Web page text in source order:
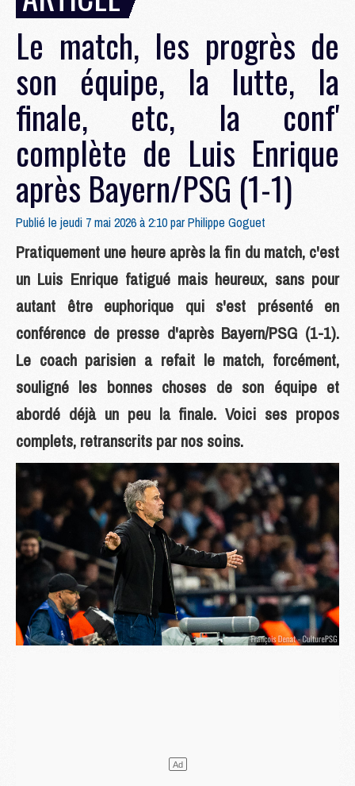
Le match, les progrès de
son équipe, la lutte, la
finale, etc, la conf'
complète de Luis Enrique
après Bayern/PSG (1-1)
Publié le jeudi 7 mai 2026 à 2:10 parPhilippe Goguet
Pratiquement une heure après la fin du match, c'est
un Luis Enrique fatigué mais heureux, sans pour
autant être euphorique qui s'est présenté en
conférence de presse d'après Bayern/PSG (1-1).
Le coach parisien a refait le match, forcément,
souligné les bonnes choses de son équipe et
abordé déjà un peu la finale. Voici ses propos
complets, retranscrits par nos soins.